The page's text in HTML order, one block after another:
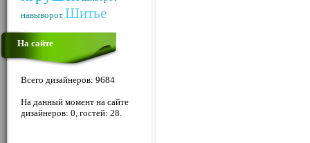
навыворот Шитье
На сайте
Всего дизайнеров: 9684
На данный момент на сайте
дизайнеров: 0, гостей: 28.